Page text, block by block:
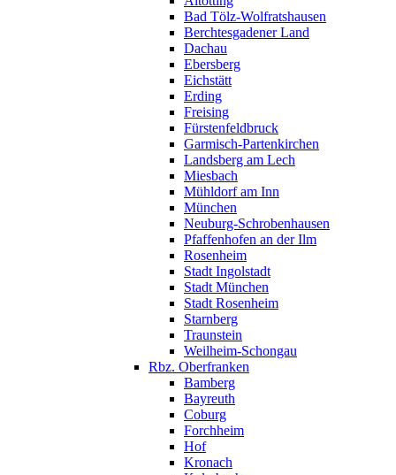
Bad Tölz-Wolfratshausen
Berchtesgadener Land
Dachau
Ebersberg
Eichstätt
Erding
Freising
Fürstenfeldbruck
Garmisch-Partenkirchen
Landsberg am Lech
Miesbach
Mühldorf am Inn
München
Neuburg-Schrobenhausen
Pfaffenhofen an der Ilm
Rosenheim
Stadt Ingolstadt
Stadt München
Stadt Rosenheim
Starnberg
Traunstein
Weilheim-Schongau
Rbz. Oberfranken
Bamberg
Bayreuth
Coburg
Forchheim
Hof
Kronach